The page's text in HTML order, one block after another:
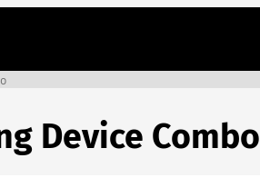
Device Combo